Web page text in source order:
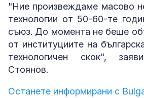
"Ние произвеждаме масово
технологии от 50-60-те
съюз. До момента не беше
от институциите на
технологичен скок",
Стоянов.
Останете информирани с